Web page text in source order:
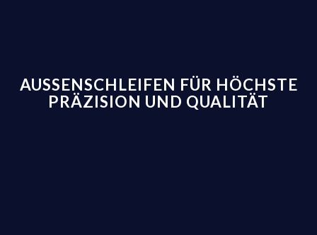
AUSSENSCHLEIFEN FÜR HÖCHSTE P
RÄZISION UND QUALITÄT